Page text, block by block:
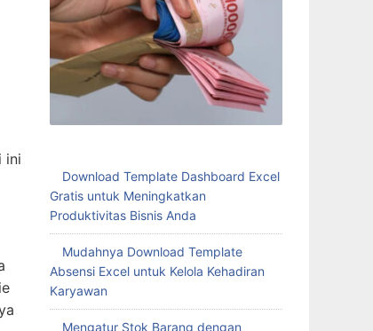
ini
Download Template Dashboard Excel
Gratis untuk Meningkatkan
Produktivitas Bisnis Anda
Mudahnya Download Template
Absensi Excel untuk Kelola Kehadiran
Karyawan
Mengatur Stok Barang dengan